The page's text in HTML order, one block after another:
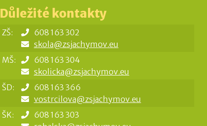
Důležité kontakty
ZŠ:
608 163 302
skola@zsjachymov.eu
MŠ:
608 163 304
skolicka@zsjachymov.eu
ŠD:
608 163 366
vostrcilova@zsjachymov.eu
ŠK:
608 163 303